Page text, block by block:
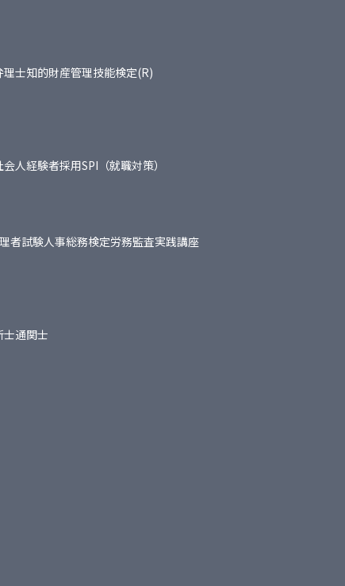
理士知的財産管理技能検定(R)
会人経験者採用SPI（就職対策）
者試験人事総務検定労務監査実践講座
士通関士